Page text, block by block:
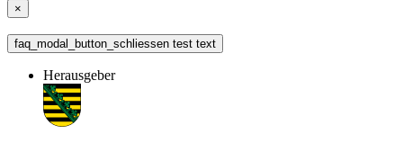
×
faq_modal_button_schliessen test text
Herausgeber